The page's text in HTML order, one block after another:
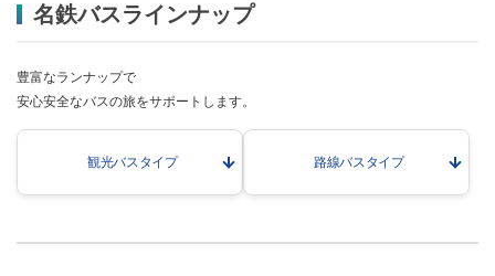
名鉄バスラインナップ
豊富なランナップで
安心安全なバスの旅をサポートします。
観光バスタイプ 路線バスタイプ